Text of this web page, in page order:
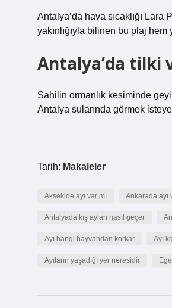
Antalya’da hava sıcaklığı
yakınlığıyla bilinen bu plaj
Antalya’da tilki
Sahilin ormanlık kesiminde
Antalya sularında görmek
Tarih: Makaleler
Aksekide ayı var mı Ankarada ayı
Antalyada kış ayları nasıl geçer
Ayı hangi hayvandan korkar Ayı
Ayıların yaşadığı yer neresidir